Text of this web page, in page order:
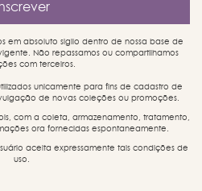
em absoluto sigilo dentro de nossa base de
Não repassamos ou compartilhamos
com terceiros.
unicamente para fins de cadastro de
de novas coleções ou promoções.
com a coleta, armazenamento, tratamento,
ora fornecidas espontaneamente.
aceita expressamente tais condições de
uso.